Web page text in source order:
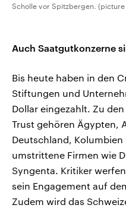
Scholle vor Spitzbergen.
Auch Saatgutkonzerne
Bis heute haben in den
Stiftungen und
Dollar eingezahlt. Zu
Trust gehören Ägypten,
Deutschland, Kolumbien
umstrittene Firmen wie
Syngenta. Kritiker
sein Engagement auf
Zudem wird das